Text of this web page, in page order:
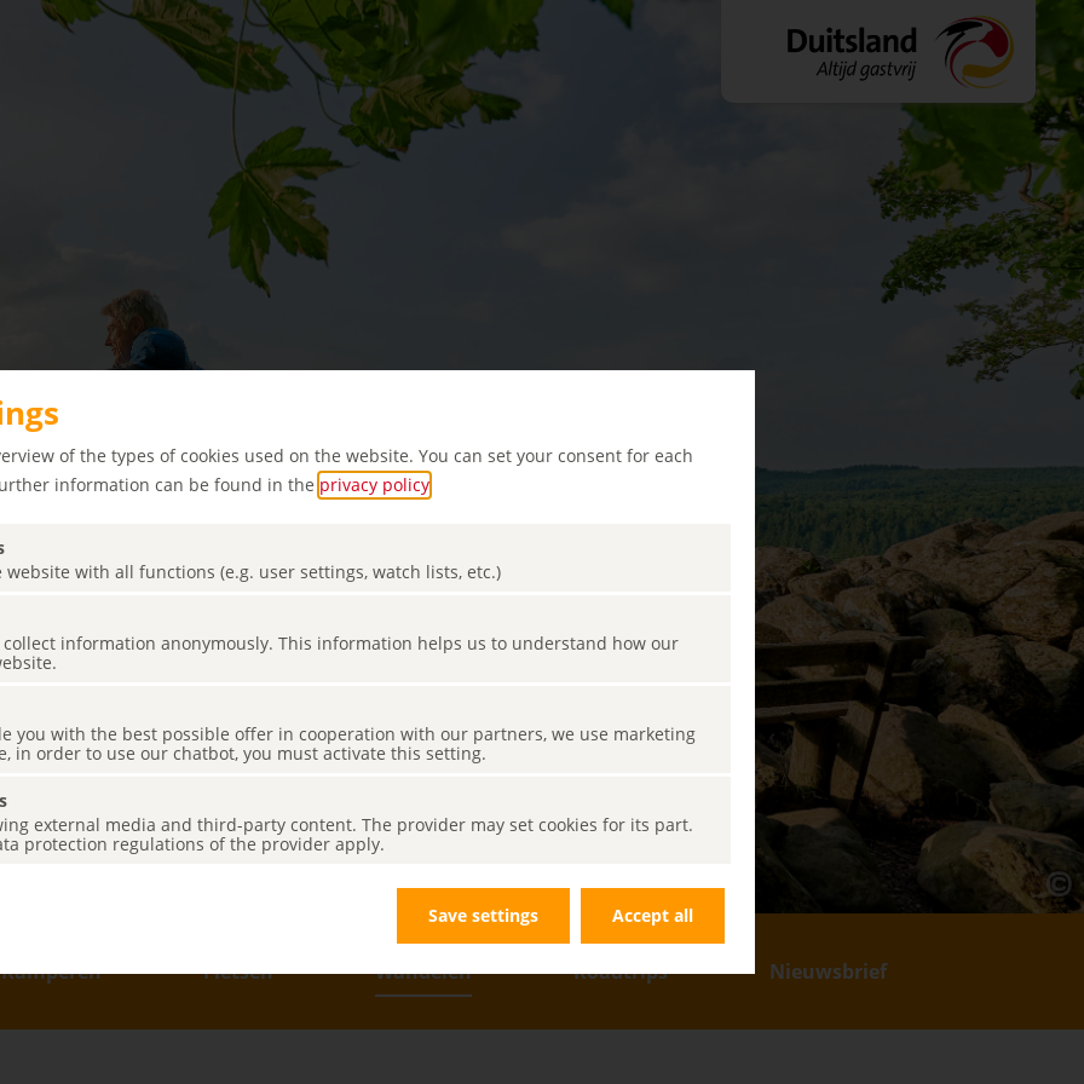
of the types of cookies used on the website. You can set your consent for each
information can be found in the privacy policy
website with all functions (e.g. user settings, watch lists, etc.)
collect information anonymously. This information helps us to understand how our
you with the best possible offer in cooperation with our partners, we use marketing
in order to use our chatbot, you must activate this setting.
external media and third-party content. The provider may set cookies for its part.
protection regulations of the provider apply.
Save settings Accept all
in het
Kamperen Fietsen Wandelen Roadtrips Nieuwsbrief